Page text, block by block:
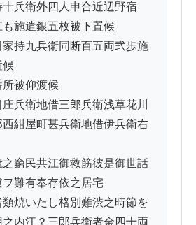
兵衛外四人申合近辺野宿
施遣銀五枚被下置候
持九兵衛同断百五両弐歩施
候
被仰渡候
兵衛地借三郎兵衛浅草花川
西紺屋町甚兵衛地借伊兵衛右
民共江御救筋彼是御世話
難有奉存依之居宅
いたし格別難渋之時節を
之内江？三郎兵衛者金四十両